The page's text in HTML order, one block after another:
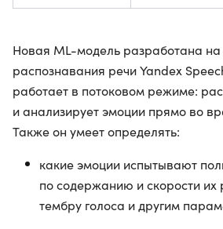
Новая ML-модель разработана на
распознавания речи Yandex
работает в потоковом режиме:
и анализирует эмоции прямо во
Также он умеет определять:
какие эмоции испытывают
по содержанию и скорости их
тембру голоса и другим